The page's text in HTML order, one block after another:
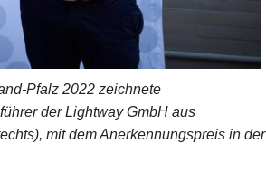
Pfalz 2022 zeichnete
der Lightway GmbH aus
mit dem Anerkennungspreis in der